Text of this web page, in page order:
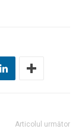
Articolul următor